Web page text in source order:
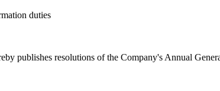
duties
publishes resolutions of the Company's Annual